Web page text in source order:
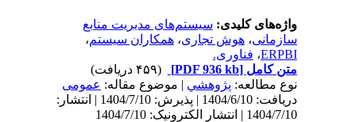
واژه‌های کلیدی:سیستم‌های مدیریت منابع
سازمانی،هوش تجاری،همکاران سیستم،
ERPBI،فناوری.
متن کامل[PDF 936 kb]
نوع مطالعه:پژوهشي| موضوع مقاله:عمومى
دریافت: 1404/6/10 | پذیرش: 1404/7/10 | انتشار:
1404/7/10 | انتشار الکترونیک: 1404/7/10